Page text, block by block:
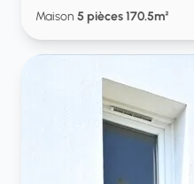
Maison 5 pièces 170.5m²